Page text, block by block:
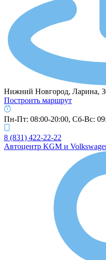
Нижний Новгород, Ларина,
Построить маршрут
Пн-Пт: 08:00-20:00, Cб-Вс:
8 (831) 422-22-22
Автоцентр KGM и